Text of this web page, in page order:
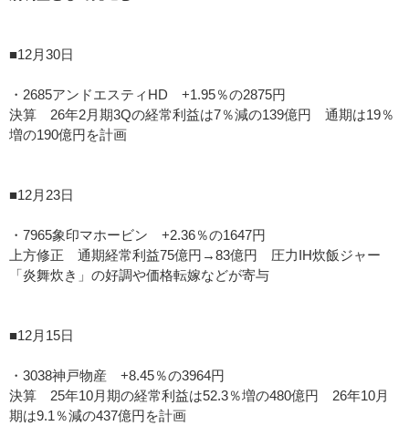
■12月30日
・2685アンドエスティHD +1.95％の2875円
決算 26年2月期3Qの経常利益は7％減の139億円 通期は19％
増の190億円を計画
■12月23日
・7965象印マホービン +2.36％の1647円
上方修正 通期経常利益75億円→83億円 圧力IH炊飯ジャー
「炎舞炊き」の好調や価格転嫁などが寄与
■12月15日
・3038神戸物産 +8.45％の3964円
決算 25年10月期の経常利益は52.3％増の480億円 26年10月
期は9.1％減の437億円を計画